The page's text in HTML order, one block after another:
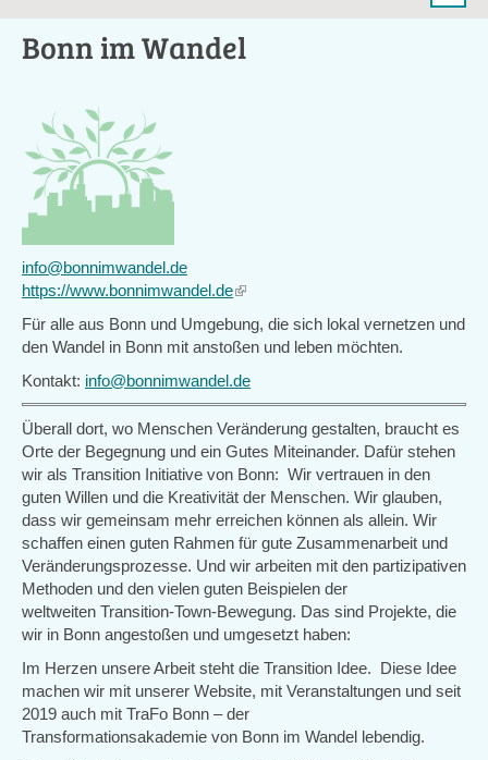
Bonn im Wandel
info@bonnimwandel.de
https://www.bonnimwandel.de(link
external)
Für alle aus Bonn und Umgebung, die sich lokal vernetzen und
den Wandel in Bonn mit anstoßen und leben möchten.
Kontakt: info@bonnimwandel.de
Überall dort, wo Menschen Veränderung gestalten, braucht es
Orte der Begegnung und ein Gutes Miteinander. Dafür stehen
wir als Transition Initiative von Bonn: Wir vertrauen in den
guten Willen und die Kreativität der Menschen. Wir glauben,
dass wir gemeinsam mehr erreichen können als allein. Wir
schaffen einen guten Rahmen für gute Zusammenarbeit und
Veränderungsprozesse. Und wir arbeiten mit den partizipativen
Methoden und den vielen guten Beispielen der
weltweiten Transition-Town-Bewegung. Das sind Projekte, die
wir in Bonn angestoßen und umgesetzt haben:
Im Herzen unsere Arbeit steht die Transition Idee. Diese Idee
machen wir mit unserer Website, mit Veranstaltungen und seit
2019 auch mit TraFo Bonn – der
Transformationsakademie von Bonn im Wandel lebendig.